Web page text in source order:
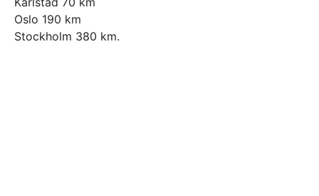
Oslo 190 km
Stockholm 380 km.